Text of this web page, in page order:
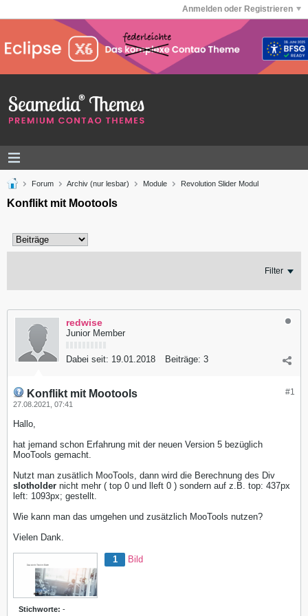
Anmelden oder Registrieren
Forum Archiv (nur lesbar) Module Revolution Slider Modul
Konflikt mit Mootools
Filter
redwise
Junior Member
Dabei seit: 19.01.2018 Beiträge: 3
#1
Konflikt mit Mootools
27.08.2021, 07:41
Hallo,
hat jemand schon Erfahrung mit der neuen Version 5 bezüglich
MooTools gemacht.
Nutzt man zusätlich MooTools, dann wird die Berechnung des Div
slotholder nicht mehr ( top 0 und lleft 0 ) sondern auf z.B. top: 437px
left: 1093px; gestellt.
Wie kann man das umgehen und zusätzlich MooTools nutzen?
Vielen Dank.
1 Bild
Stichworte: -